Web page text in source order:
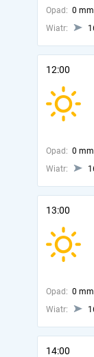
Opad: 0 mm
Wiatr:
12:00
Opad: 0 mm
Wiatr:
13:00
Opad: 0 mm
Wiatr:
14:00